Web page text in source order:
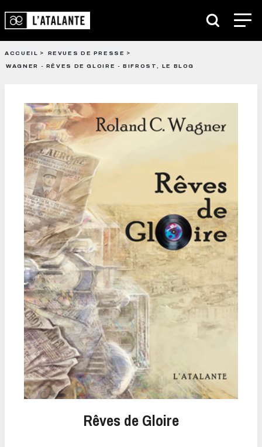
ACCUEIL
REVUES DE PRESSE
WAGNER - RÊVES DE GLOIRE - BIFROST, LE BLOG
Rêves de Gloire